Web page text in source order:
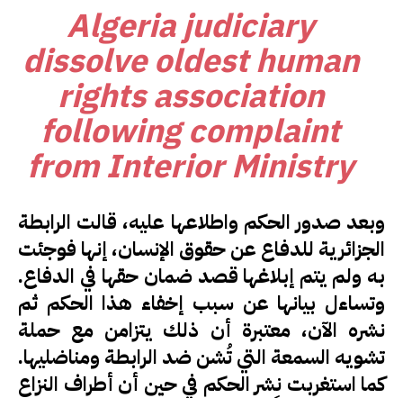
Algeria judiciary
dissolve oldest human
rights association
following complaint
from Interior Ministry
وبعد صدور الحكم واطلاعها عليه، قالت الرابطة
الجزائرية للدفاع عن حقوق الإنسان، إنها فوجئت
به ولم يتم إبلاغها قصد ضمان حقها في الدفاع.
وتساءل بيانها عن سبب إخفاء هذا الحكم ثم
نشره الآن، معتبرة أن ذلك يتزامن مع حملة
تشويه السمعة التي تُشن ضد الرابطة ومناضليها.
كما استغربت نشر الحكم في حين أن أطراف النزاع